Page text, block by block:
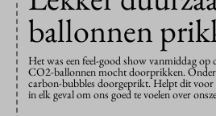
ballonnen
Het was een feel-good show vanmiddag
CO2-ballonnen mocht doorprikken.
carbon-bubbles doorgeprikt. Helpt dit voor
in elk geval om ons goed te voelen over